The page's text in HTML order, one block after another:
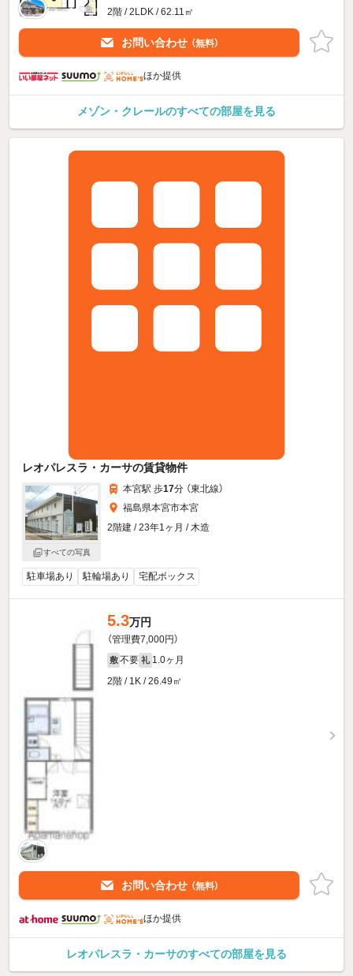
2階 / 2LDK / 62.11㎡
お問い合わせ （無料）
ほか提供
メゾン・クレールのすべての部屋を見る
レオパレスラ・カーサの賃貸物件
すべての写真
本宮駅 歩17分 （東北線）
福島県本宮市本宮
2階建 / 23年1ヶ月 / 木造
駐車場あり 駐輪場あり 宅配ボックス
5.3万円
（管理費7,000円）
敷 不要 礼 1.0ヶ月
2階 / 1K / 26.49㎡
お問い合わせ （無料）
ほか提供
レオパレスラ・カーサのすべての部屋を見る